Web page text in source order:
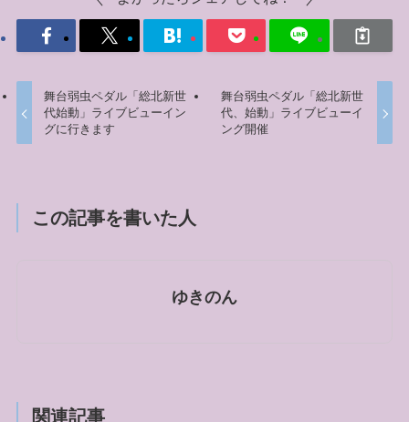
舞台弱虫ペダル「総北新世
代始動」ライブビューイン
グに行きます
舞台弱虫ペダル「総北新世
代、始動」ライブビューイ
ング開催
この記事を書いた人
ゆきのん
関連記事